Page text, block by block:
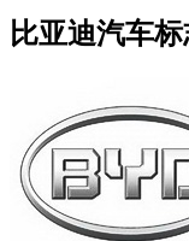
比亚迪汽车